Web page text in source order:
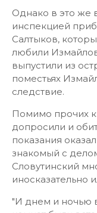
Однако в это же
инспекцией
Салтыков,
любили
выпустили из
поместьях
следствие.
Помимо прочих
допросили и
показания
знакомый с
Словутинский
иносказательно
"И днем и ночью